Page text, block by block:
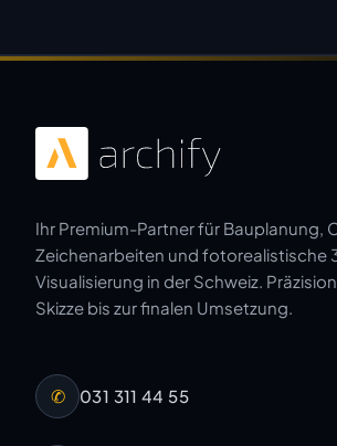
Ihr Premium-Partner für Bauplanung,
Zeichenarbeiten und fotorealistische
Visualisierung in der Schweiz.
Skizze bis zur finalen Umsetzung.
✆ 031 311 44 55